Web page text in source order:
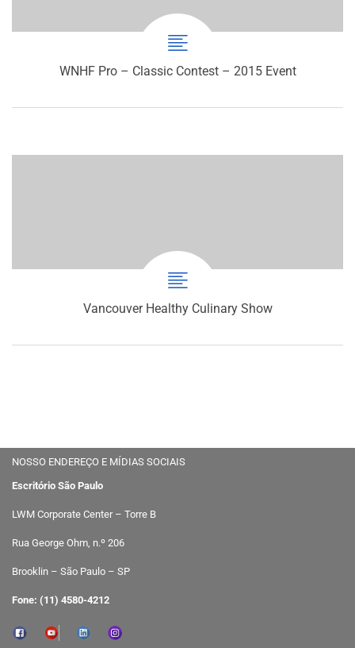
WNHF Pro – Classic Contest – 2015 Event
Vancouver Healthy Culinary Show
NOSSO ENDEREÇO E MÍDIAS SOCIAIS
Escritório São Paulo
LWM Corporate Center – Torre B
Rua George Ohm, n.º 206
Brooklin – São Paulo – SP
Fone: (11) 4580-4212